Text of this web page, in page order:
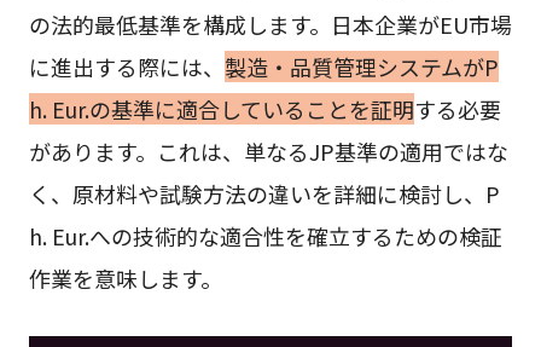
の法的最低基準を構成します。日本企業がEU市場
に進出する際には、 製造・品質管理システムがP
h. Eur.の基準に適合していることを証明する必要
があります。これは、単なるJP基準の適用ではな
く、原材料や試験方法の違いを詳細に検討し、P
h. Eur.への技術的な適合性を確立するための検証
作業を意味します。